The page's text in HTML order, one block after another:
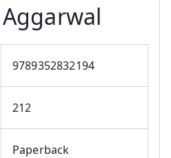
Aggarwal
9789352832194
212
Paperback